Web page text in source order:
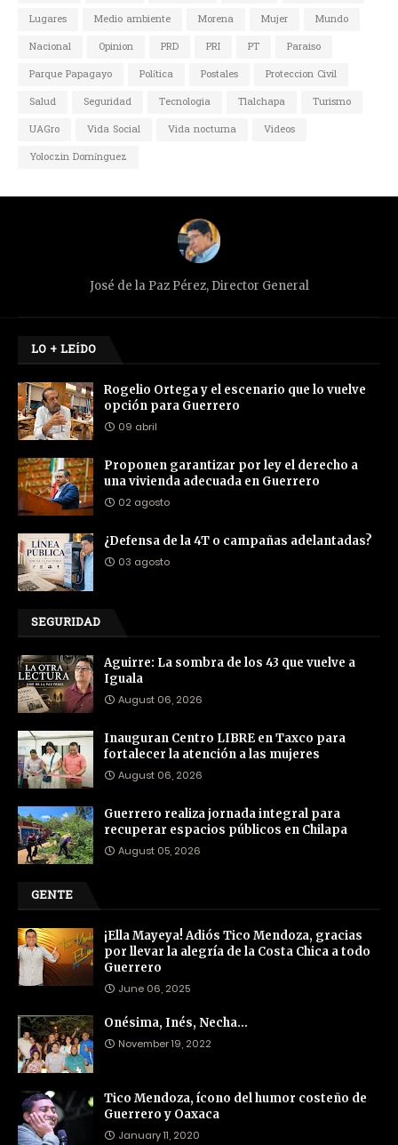
Lugares
Medio ambiente Morena Mujer
Mundo
Nacional
Opinion PRD PRI PT
Paraiso
Parque Papagayo
Política Postales
Proteccion Civil
Salud
Seguridad Tecnologia Tlalchapa
Turismo
UAGro
Vida Social Vida nocturna
Videos
Yoloczin Domínguez
José de la Paz Pérez, Director General
LO + LEÍDO
Rogelio Ortega y el escenario que lo vuelve
opción para Guerrero
09 abril
Proponen garantizar por ley el derecho a
una vivienda adecuada en Guerrero
02 agosto
¿Defensa de la 4T o campañas adelantadas?
03 agosto
SEGURIDAD
Aguirre: La sombra de los 43 que vuelve a
Iguala
August 06, 2026
Inauguran Centro LIBRE en Taxco para
fortalecer la atención a las mujeres
August 06, 2026
Guerrero realiza jornada integral para
recuperar espacios públicos en Chilapa
August 05, 2026
GENTE
¡Ella Mayeya! Adiós Tico Mendoza, gracias
por llevar la alegría de la Costa Chica a todo
Guerrero
June 06, 2025
Onésima, Inés, Necha…
November 19, 2022
Tico Mendoza, ícono del humor costeño de
Guerrero y Oaxaca
January 11, 2020